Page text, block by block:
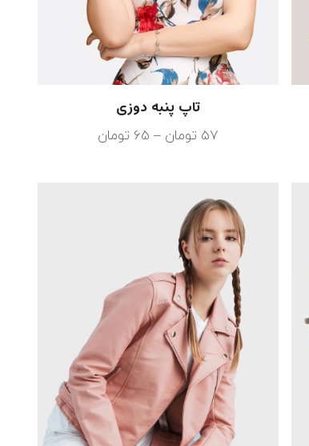
تاپ پنبه دوزی
57 تومان –
65 تومان